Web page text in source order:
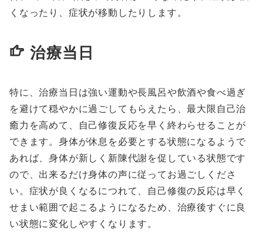
くなったり、症状が移動したりします。
治療当日
特に、治療当日は強い運動や長風呂や飲酒や食べ過ぎ
を避けて穏やかに過ごしてもらえたら、最大限自己治
癒力を高めて、自己修復反応を早く終わらせることが
できます。身体が休息を必要とする状態になるようで
あれば、身体が新しく新陳代謝を促している状態です
ので、出来るだけ身体の声に従ってお過ごしくださ
い。症状が良くなるにつれて、自己修復の反応は早く
せまい範囲で起こるようになるため、治療後すぐに良
い状態に変化しやすくなります。